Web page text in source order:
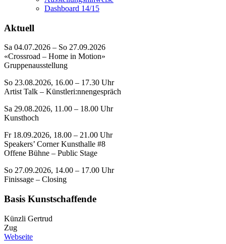
Dashboard 14/15
Aktuell
Sa 04.07.2026 – So 27.09.2026
«Crossroad – Home in Motion»
Gruppenausstellung
So 23.08.2026, 16.00 – 17.30 Uhr
Artist Talk – Künstleri:nnengespräch
Sa 29.08.2026, 11.00 – 18.00 Uhr
Kunsthoch
Fr 18.09.2026, 18.00 – 21.00 Uhr
Speakers’ Corner Kunsthalle #8
Offene Bühne – Public Stage
So 27.09.2026, 14.00 – 17.00 Uhr
Finissage – Closing
Basis Kunstschaffende
Künzli Gertrud
Zug
Webseite